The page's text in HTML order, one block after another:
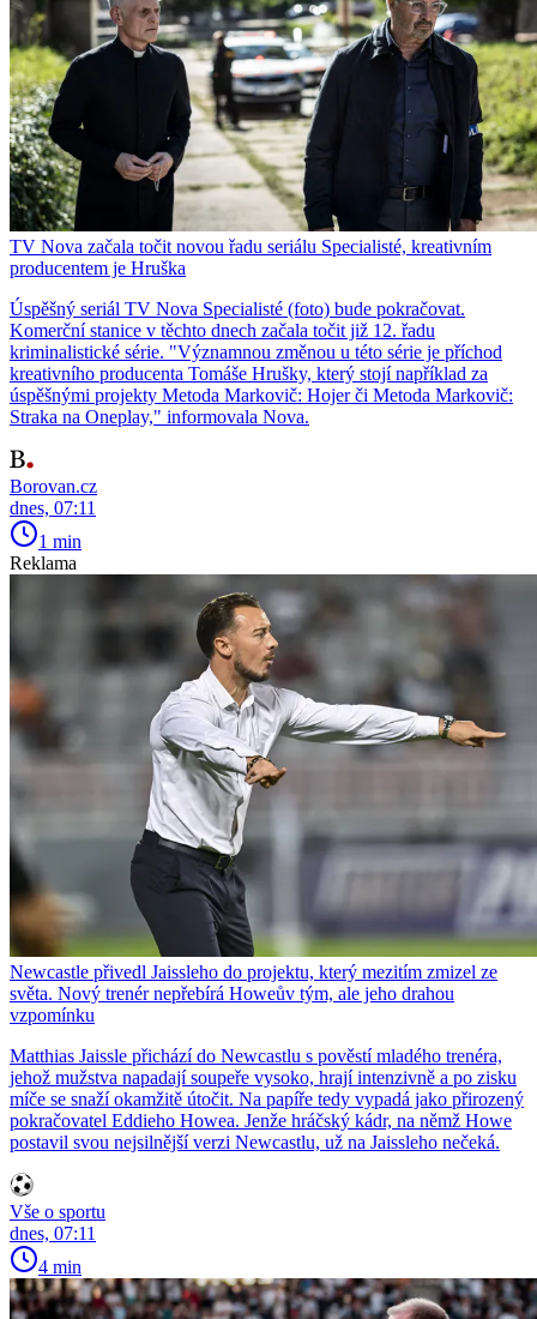
TV Nova začala točit novou řadu seriálu Specialisté, kreativním
producentem je Hruška
Úspěšný seriál TV Nova Specialisté (foto) bude pokračovat.
Komerční stanice v těchto dnech začala točit již 12. řadu
kriminalistické série. "Významnou změnou u této série je příchod
kreativního producenta Tomáše Hrušky, který stojí například za
úspěšnými projekty Metoda Markovič: Hojer či Metoda Markovič:
Straka na Oneplay," informovala Nova.
Borovan.cz
dnes, 07:11
1 min
Reklama
Newcastle přivedl Jaissleho do projektu, který mezitím zmizel ze
světa. Nový trenér nepřebírá Howeův tým, ale jeho drahou
vzpomínku
Matthias Jaissle přichází do Newcastlu s pověstí mladého trenéra,
jehož mužstva napadají soupeře vysoko, hrají intenzivně a po zisku
míče se snaží okamžitě útočit. Na papíře tedy vypadá jako přirozený
pokračovatel Eddieho Howea. Jenže hráčský kádr, na němž Howe
postavil svou nejsilnější verzi Newcastlu, už na Jaissleho nečeká.
Vše o sportu
dnes, 07:11
4 min